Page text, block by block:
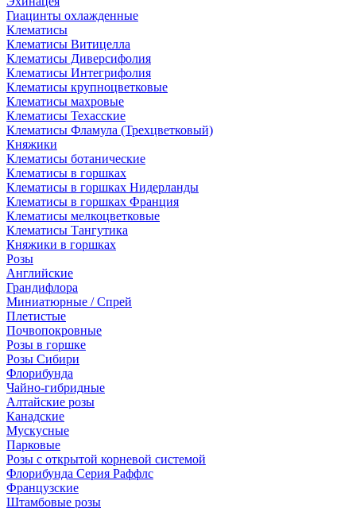
Гиацинты охлажденные
Клематисы
Клематисы Витицелла
Клематисы Диверсифолия
Клематисы Интегрифолия
Клематисы крупноцветковые
Клематисы махровые
Клематисы Техасские
Клематисы Фламула (Трехцветковый)
Княжики
Клематисы ботанические
Клематисы в горшках
Клематисы в горшках Нидерланды
Клематисы в горшках Франция
Клематисы мелкоцветковые
Клематисы Тангутика
Княжики в горшках
Розы
Английские
Грандифлора
Миниатюрные / Спрей
Плетистые
Почвопокровные
Розы в горшке
Розы Сибири
Флорибунда
Чайно-гибридные
Алтайские розы
Канадские
Мускусные
Парковые
Розы с открытой корневой системой
Флорибунда Серия Раффлс
Французские
Штамбовые розы